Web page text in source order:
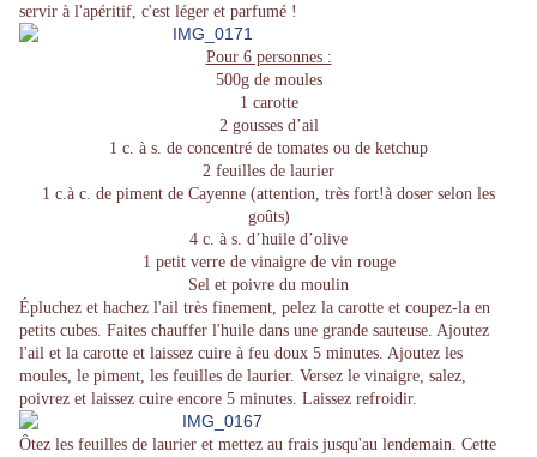
servir à l'apéritif, c'est léger et parfumé !
Pour 6 personnes :
500g de moules
1 carotte
2 gousses d’ail
1 c. à s. de concentré de tomates ou de ketchup
2 feuilles de laurier
1 c.à c. de piment de Cayenne (attention, très fort!à doser selon les
goûts)
4 c. à s. d’huile d’olive
1 petit verre de vinaigre de vin rouge
Sel et poivre du moulin
Épluchez et hachez l'ail très finement, pelez la carotte et coupez-la en
petits cubes. Faites chauffer l'huile dans une grande sauteuse. Ajoutez
l'ail et la carotte et laissez cuire à feu doux 5 minutes. Ajoutez les
moules, le piment, les feuilles de laurier. Versez le vinaigre, salez,
poivrez et laissez cuire encore 5 minutes. Laissez refroidir.
Ôtez les feuilles de laurier et mettez au frais jusqu'au lendemain. Cette